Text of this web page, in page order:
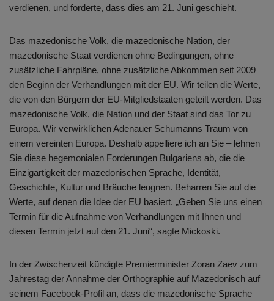
verdienen, und forderte, dass dies am 21. Juni geschieht.
Das mazedonische Volk, die mazedonische Nation, der
mazedonische Staat verdienen ohne Bedingungen, ohne
zusätzliche Fahrpläne, ohne zusätzliche Abkommen seit 2009
den Beginn der Verhandlungen mit der EU. Wir teilen die Werte,
die von den Bürgern der EU-Mitgliedstaaten geteilt werden. Das
mazedonische Volk, die Nation und der Staat sind das Tor zu
Europa. Wir verwirklichen Adenauer Schumanns Traum von
einem vereinten Europa. Deshalb appelliere ich an Sie – lehnen
Sie diese hegemonialen Forderungen Bulgariens ab, die die
Einzigartigkeit der mazedonischen Sprache, Identität,
Geschichte, Kultur und Bräuche leugnen. Beharren Sie auf die
Werte, auf denen die Idee der EU basiert. „Geben Sie uns einen
Termin für die Aufnahme von Verhandlungen mit Ihnen und
diesen Termin jetzt auf den 21. Juni“, sagte Mickoski.
In der Zwischenzeit kündigte Premierminister Zoran Zaev zum
Jahrestag der Annahme der Orthographie auf Mazedonisch auf
seinem Facebook-Profil an, dass die mazedonische Sprache